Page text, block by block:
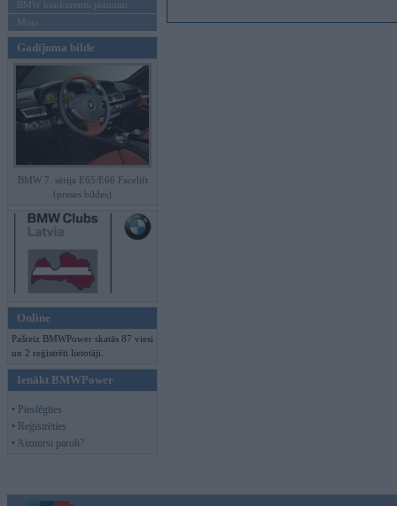
BMW konkurentu jaunumi
Moto
Gadījuma bilde
BMW 7. sērija E65/E66 Facelift
(preses bildes)
Online
Pašreiz BMWPower skatās 87 viesi
un 2 reģistrēti lietotāji.
Ienākt BMWPower
• Pieslēgties
• Reģistrēties
• Aizmirsi paroli?